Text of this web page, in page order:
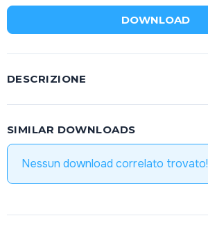
DOWNLOAD
DESCRIZIONE
SIMILAR DOWNLOADS
Nessun download correlato trovato!